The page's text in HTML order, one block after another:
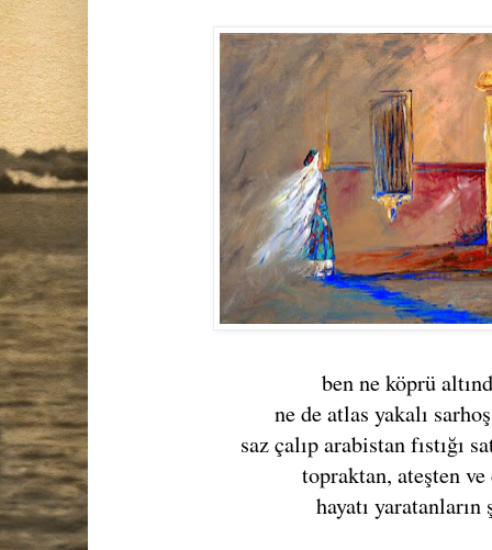
ben ne köprü
ne de atlas yakalı
saz çalıp arabistan fıstığı
topraktan, ateşten
hayatı